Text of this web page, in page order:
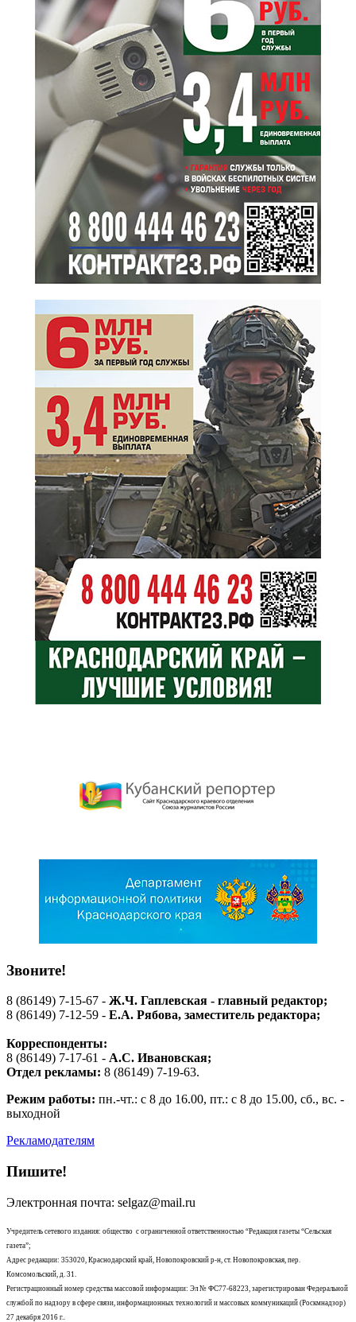
Звоните!
8 (86149) 7-15-67 - Ж.Ч. Гаплевская - главный редактор;
8 (86149) 7-12-59 - Е.А. Рябова, заместитель редактора;
Корреспонденты:
8 (86149) 7-17-61 - А.С. Ивановская;
Отдел рекламы: 8 (86149) 7-19-63.
Режим работы: пн.-чт.: с 8 до 16.00, пт.: с 8 до 15.00, сб., вс. -
выходной
Рекламодателям
Пишите!
Электронная почта: selgaz@mail.ru
Учредитель сетевого издания: общество с ограниченной ответственностью “Редакция газеты “Сельская
газета”;
Адрес редакции: 353020, Краснодарский край, Новопокровский р-н, ст. Новопокровская, пер.
Комсомольский, д. 31.
Регистрационный номер средства массовой информации: Эл № ФС77-68223, зарегистрирован Федеральной
службой по надзору в сфере связи, информационных технологий и массовых коммуникаций (Роскмнадзор)
27 декабря 2016 г..